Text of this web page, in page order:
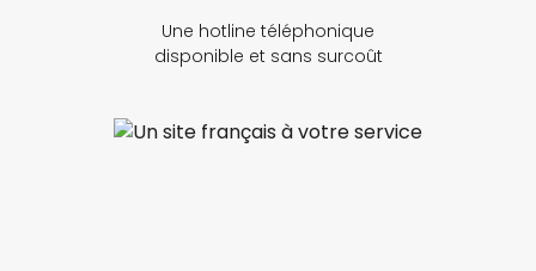
Une hotline téléphonique
disponible et sans surcoût